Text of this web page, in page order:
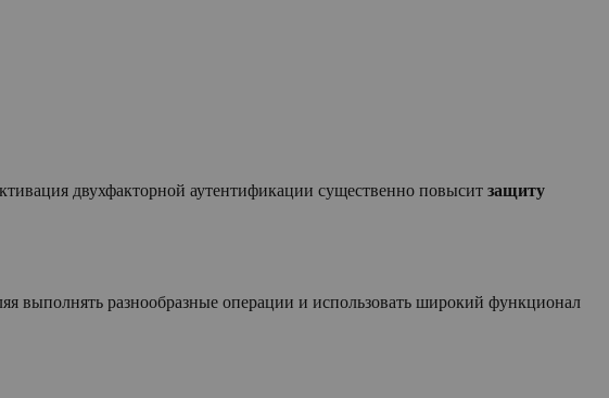
двухфакторной аутентификации существенно повысит защиту
выполнять разнообразные операции и использовать широкий функционал